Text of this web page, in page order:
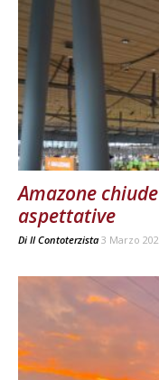
Amazone
aspettative
Di Il Contoterzista 3 Marzo